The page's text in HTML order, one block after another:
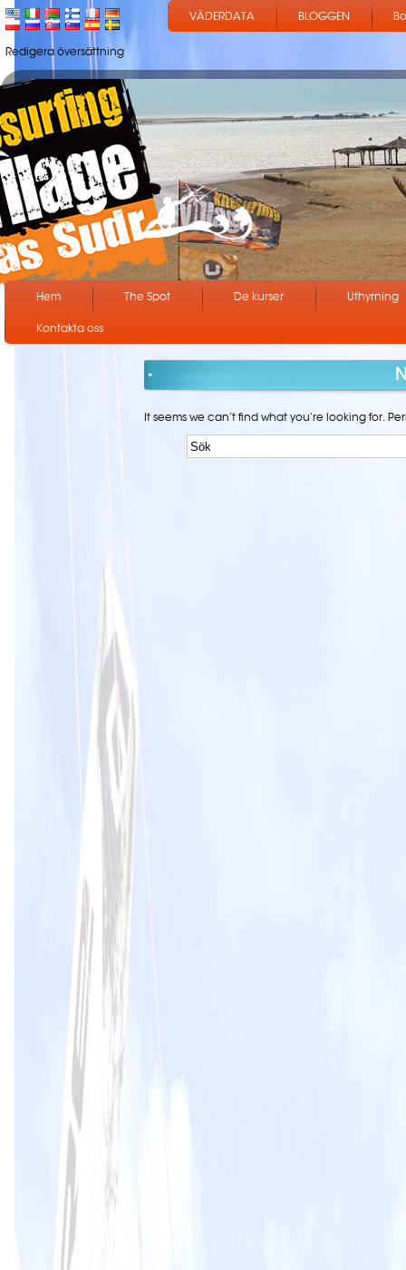
Redigera översättning
VÄDERDATA BLOGGEN
Hem The Spot De kurser Uthyrning
Kontakta oss
It seems we can’t find what you’re looking for.